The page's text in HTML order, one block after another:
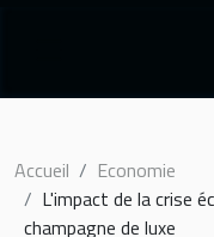
Accueil
Economie
L'impact de la crise
champagne de luxe